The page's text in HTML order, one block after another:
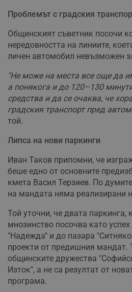
Проблемът с градския
Общинският съветник посочи
нередовността на линиите,
личен автомобил невъзможен
"Не може на места все още да
а понякога и до 120–130
средства и да се очаква, че
градския транспорт пред
той.
Липса на нови паркинги
Иван Таков припомни, че
беше едно от основните
кмета Васил Терзиев. По
на мандата няма реализирани
Той уточни, че двата
мнозинство посочва като
"Надежда" и до пазара
проекти от предишния мандат.
общинските дружества
Изток", а не са резултат от
програма.